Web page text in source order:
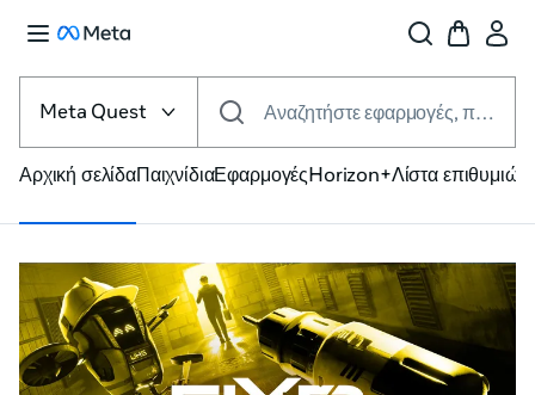
Αρχική σελίδαΠαιχνίδιαΕφαρμογέςHorizon+Λίστα επιθυμιών
πλατφόρμα
Meta Quest Αναζητήστε εφαρμογές, παιχνίδια και άλλα